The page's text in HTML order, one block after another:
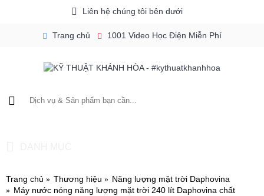
Liên hệ chúng tôi bên dưới
Trang chủ 1001 Video Học Điện Miễn Phí
Trang chủ Thương hiệu
Năng lượng mặt trời Daphovina
Máy nước nóng năng lượng mặt trời 240 lít Daphovina chất